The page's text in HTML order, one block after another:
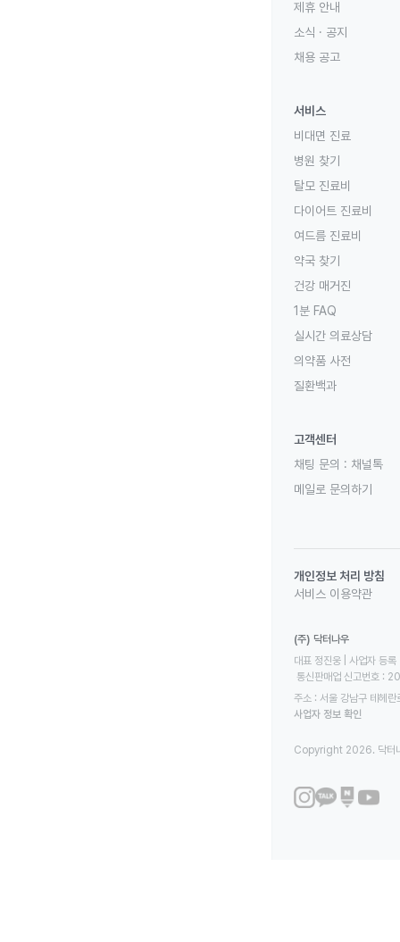
제휴 안내
소식 · 공지
채용 공고
서비스
비대면 진료
병원 찾기
탈모 진료비
다이어트 진료비
여드름 진료비
약국 찾기
건강 매거진
1분 FAQ
실시간 의료상담
의약품 사전
질환백과
고객센터
채팅 문의 : 채널톡
메일로 문의하기
개인정보 처리 방침
서비스 이용약관
(주) 닥터나우
대표 정진웅 | 사업자
통신판매업 신고번호
주소 : 서울 강남구 테헤
사업자 정보 확인
Copyright 2026. 닥터